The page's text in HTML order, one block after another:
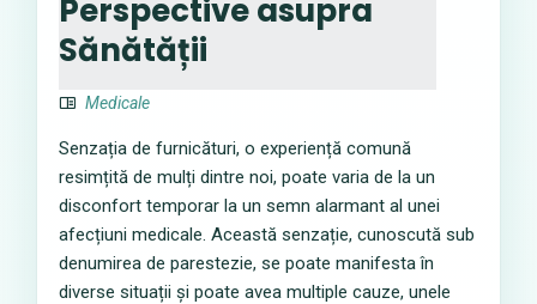
Perspective asupra
Sănătății
Medicale
Senzația de furnicături, o experiență comună
resimțită de mulți dintre noi, poate varia de la un
disconfort temporar la un semn alarmant al unei
afecțiuni medicale. Această senzație, cunoscută sub
denumirea de parestezie, se poate manifesta în
diverse situații și poate avea multiple cauze, unele